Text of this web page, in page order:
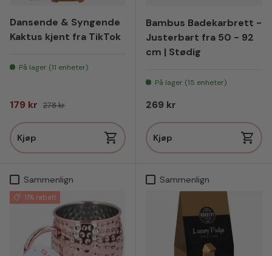
Dansende & Syngende
Kaktus kjent fra TikTok
På lager (11 enheter)
Salgspris
179 kr Vanlig pris
278 kr
Kjøp
Bambus Badekarbrett -
Justerbart fra 50 - 92
cm | Stødig
På lager (15 enheter)
Vanlig pris
269 kr
Kjøp
Sammenlign
11% rabatt
Sammenlign